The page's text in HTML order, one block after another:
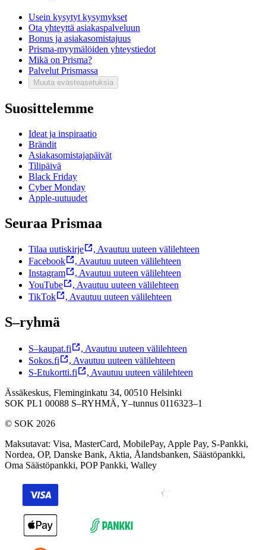
Usein kysytyt kysymykset
Ota yhteyttä asiakaspalveluun
Bonus ja asiakasomistajuus
Prisma-myymälöiden yhteystiedot
Mikä on Prisma?
Palvelut Prismassa
Muuta evästeasetuksia
Suosittelemme
Ideat ja inspiraatio
Brändit
Asiakasomistajapäivät
Tilipäivä
Black Friday
Cyber Monday
Apple-uutuudet
Seuraa Prismaa
Tilaa uutiskirje , Avautuu uuteen välilehteen
Facebook
, Avautuu uuteen välilehteen
Instagram
, Avautuu uuteen välilehteen
YouTube
, Avautuu uuteen välilehteen
TikTok
, Avautuu uuteen välilehteen
S–ryhmä
S–kaupat.fi , Avautuu uuteen välilehteen
Sokos.fi
, Avautuu uuteen välilehteen
S-Etukortti.fi
, Avautuu uuteen välilehteen
Ässäkeskus, Fleminginkatu 34, 00510 Helsinki
SOK PL1 00088 S–RYHMÄ, Y–tunnus 0116323–1
© SOK 2026
Maksutavat: Visa, MasterCard, MobilePay, Apple Pay, S-Pankki,
Nordea, OP, Danske Bank, Aktia, Ålandsbanken, Säästöpankki,
Oma Säästöpankki, POP Pankki, Walley